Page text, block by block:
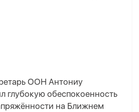
ООН Антониу
глубокую обеспокоенность
на Ближнем